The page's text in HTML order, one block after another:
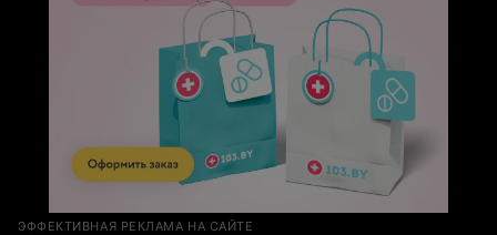
ЭФФЕКТИВНАЯ РЕКЛАМА НА САЙТЕ